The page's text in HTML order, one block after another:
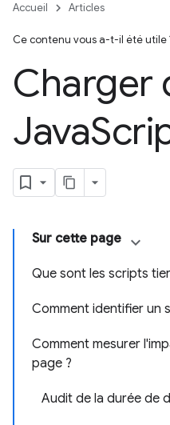
Accueil Articles
Ce contenu vous a-t-il été utile
Charger
Java
Sur cette page
Que sont les scripts
Comment identifier un
Comment mesurer
page ?
Audit de la durée de